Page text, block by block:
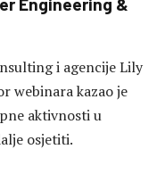
Engineering &
i agencije Lily
webinara kazao je
aktivnosti u
osjetiti.